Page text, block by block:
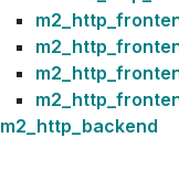
m2_http_backend